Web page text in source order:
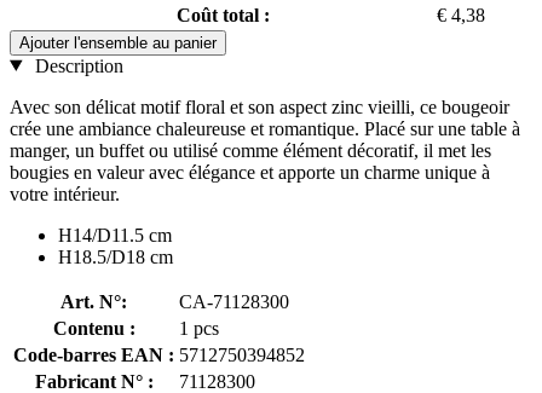
Coût total :
€ 4,38
Ajouter l'ensemble au panier
Description
Avec son délicat motif floral et son aspect zinc vieilli, ce bougeoir
crée une ambiance chaleureuse et romantique. Placé sur une table à
manger, un buffet ou utilisé comme élément décoratif, il met les
bougies en valeur avec élégance et apporte un charme unique à
votre intérieur.
H14/D11.5 cm
H18.5/D18 cm
Art. N°:
CA-71128300
Contenu :
1 pcs
Code-barres EAN : 5712750394852
Fabricant N° :
71128300